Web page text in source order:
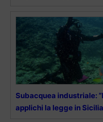
Subacquea industriale:
applichi la legge in